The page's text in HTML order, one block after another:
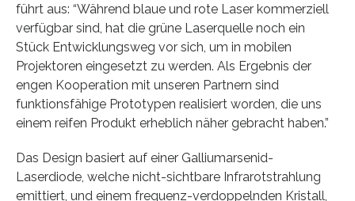
führt aus: “Während blaue und rote Laser kommerziell
verfügbar sind, hat die grüne Laserquelle noch ein
Stück Entwicklungsweg vor sich, um in mobilen
Projektoren eingesetzt zu werden. Als Ergebnis der
engen Kooperation mit unseren Partnern sind
funktionsfähige Prototypen realisiert worden, die uns
einem reifen Produkt erheblich näher gebracht haben.”
Das Design basiert auf einer Galliumarsenid-
Laserdiode, welche nicht-sichtbare Infrarotstrahlung
emittiert, und einem frequenz-verdoppelnden Kristall,